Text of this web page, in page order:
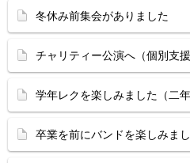
冬休み前集会がありました
チャリティー公演へ（個別支
学年レクを楽しみました（二
卒業を前にバンドを楽しみま